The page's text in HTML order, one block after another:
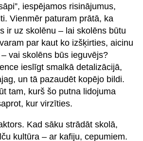
iespējamos risinājumus,
Vienmēr paturam prātā, ka
ir uz skolēnu – lai skolēns būtu
par kaut ko izšķirties, aicinu
vai skolēns būs ieguvējs?
ieslīgt smalkā detalizācijā,
un tā pazaudēt kopējo bildi.
tam, kurš šo putna lidojuma
kur virzīties.
Kad sāku strādāt skolā,
kultūra – ar kafiju, cepumiem.